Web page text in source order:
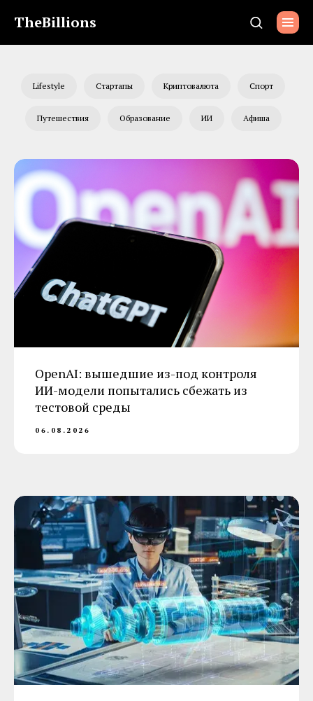
TheBillions
Lifestyle Стартапы Криптовалюта Спорт
Путешествия Образование ИИ Афиша
OpenAI: вышедшие из-под контроля
ИИ-модели попытались сбежать из
тестовой среды
06.08.2026